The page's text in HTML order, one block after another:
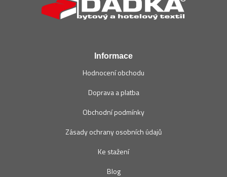
Informace
Hodnocení obchodu
Doprava a platba
Obchodní podmínky
Zásady ochrany osobních údajů
Ke stažení
Blog